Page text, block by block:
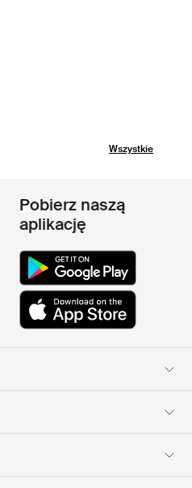
Wszystkie
Pobierz naszą
aplikację